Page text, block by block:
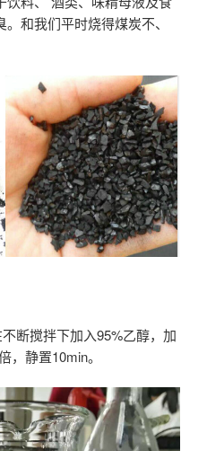
和我们平时烧得煤炭不、
断搅拌下加入95%乙醇，加
，静置10min。